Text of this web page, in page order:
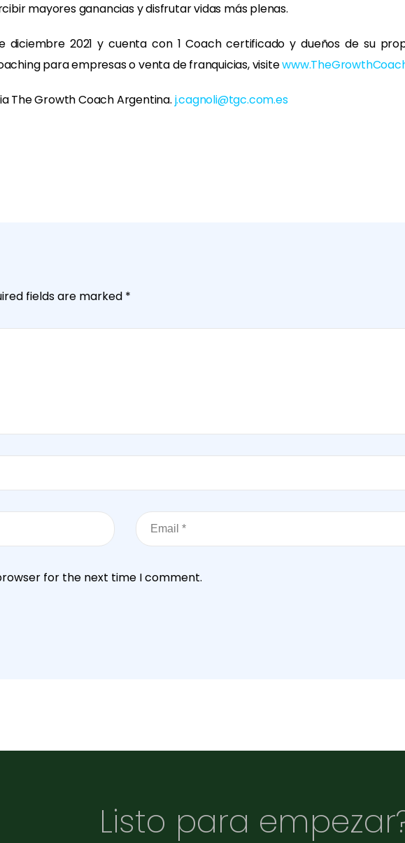
mayores ganancias y disfrutar vidas más plenas.
2021 y cuenta con 1 Coach certificado y dueños de su
para empresas o venta de franquicias, visite
The Growth Coach Argentina. j.cagnoli@tgc.com.es
fields are marked *
for the next time I comment.
Listo para